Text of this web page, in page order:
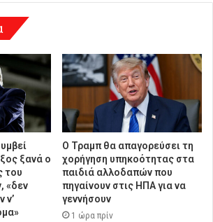
ξανά ο
του
«δεν
ν’
Ο Τραμπ θα απαγορεύσει τη
χορήγηση υπηκοότητας στα
παιδιά αλλοδαπών που
πηγαίνουν στις ΗΠΑ για να
γεννήσουν
1 ώρα πρίν